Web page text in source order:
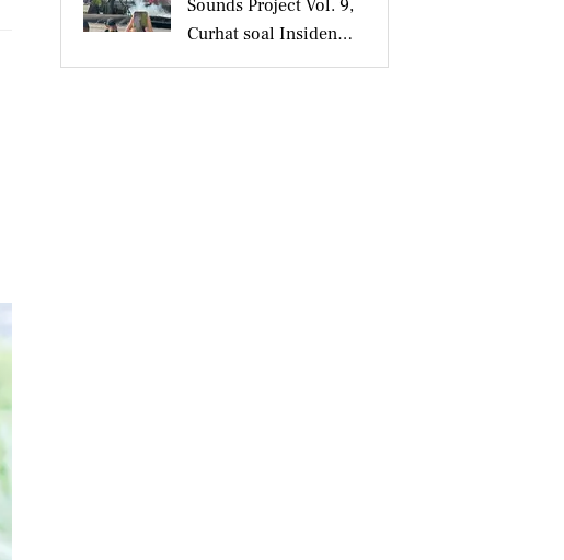
Sounds Project Vol. 9,
Curhat soal Insiden
Salah Kostum